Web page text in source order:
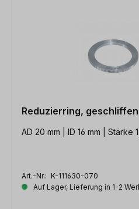
Reduzierring, geschliffen
AD 20 mm | ID 16 mm | Stärke
Art.-Nr.: K-111630-070
Auf Lager, Lieferung in 1-2